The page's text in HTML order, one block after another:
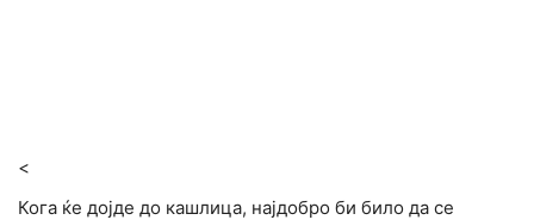
<
Кога ќе дојде до кашлица, најдобро би било да се